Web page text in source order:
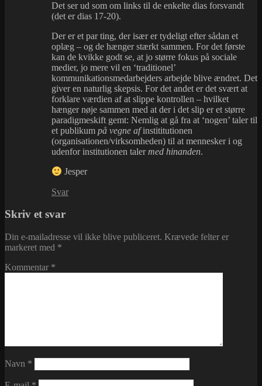
Det ser ud som om links til de enkelte dias forsvandt
(det er dias 17-20).
Der er et par ting, der især er tydeligt efter sådan et
oplæg – og de hænger stærkt sammen. For det første
kan de kvikke godt se, at jo større fokus på sociale
medier, jo mere vil en ‘traditionel’
kommunikationsmedarbejders arbejde blive ændret. Det
giver en naturlig skepsis. For det andet er det svært at
forklare værdien af at slippe kontrollen – hvilket
hænger nøje sammen med at der i det slip er et større
paradigmeskift gemt: Nemlig at gå fra at ‘nogen’ taler til
et publikum på vegne afinstititutionen
(organisationen/virksomheden) til at mennesker i og
udenfor institutionen talermed hinanden.
Jesper
Svar
Skriv et svar
Din e-mailadresse vil ikke blive publiceret. Krævede felter er
markeret med *
Kommentar *
Navn *